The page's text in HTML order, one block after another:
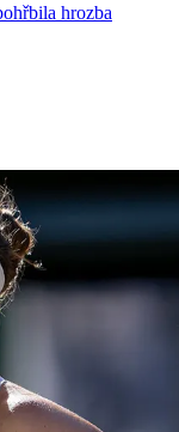
hrozba